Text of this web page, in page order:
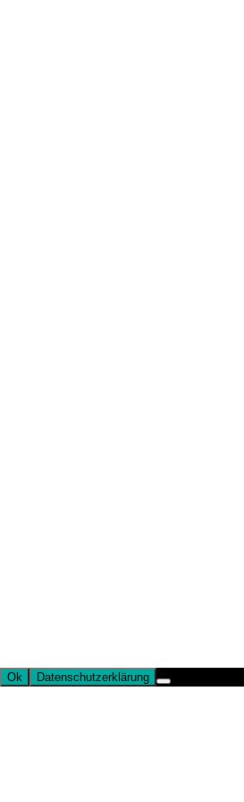
Ok Datenschutzerklärung